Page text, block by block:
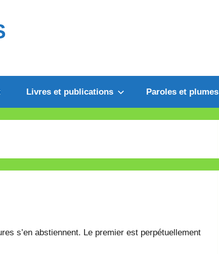
Livres et publications Paroles et plumes
s’en abstiennent. Le premier est perpétuellement